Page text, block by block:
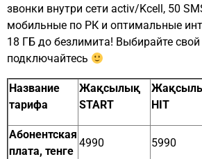
звонки внутри сети activ/Kcell, 50
мобильные по РК и оптимальные
18 ГБ до безлимита! Выбирайте
подключайтесь
Название
тарифа
Жақсылық
START
HIT
Абонентская
плата, тенге
4990 5990